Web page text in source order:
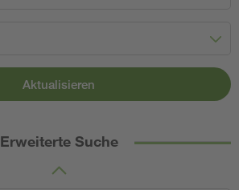
Aktualisieren
Erweiterte Suche